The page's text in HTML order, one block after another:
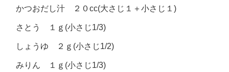
かつおだし汁 ２０cc(大さじ１＋小さじ１)
さとう １ｇ(小さじ1/3)
しょうゆ ２ｇ(小さじ1/2)
みりん １ｇ(小さじ1/3)